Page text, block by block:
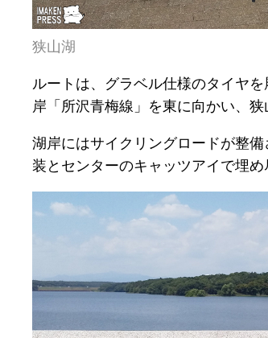
狭山湖
ルートは、グラベル仕様のタイヤ
岸「所沢青梅線」を東に向かい、
湖岸にはサイクリングロードが整
装とセンターのキャッツアイで埋